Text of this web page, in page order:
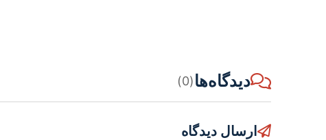
دیدگاه‌ها(0)
ارسال دیدگاه